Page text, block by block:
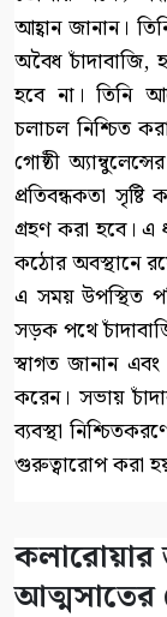
আহ্বান জানান।
অবৈধ চাঁদাবাজি,
হবে না। তিনি
চলাচল নিশ্চিত
গোষ্ঠী
প্রতিবন্ধকতা
গ্রহণ করা হবে। এ
কঠোর অবস্থানে
এ সময় উপস্থিত
সড়ক পথে
স্বাগত জানান
করেন। সভায়
ব্যবস্থা
গুরুত্বারোপ করা
কলারোয়ার
আত্মসাতের